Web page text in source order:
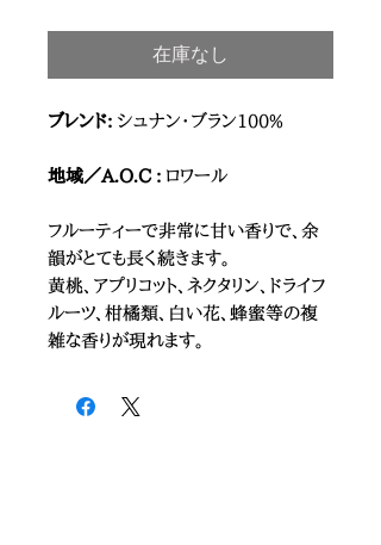
在庫なし
ブレンド: シュナン・ブラン100%
地域／A.O.C : ロワール
フルーティーで非常に甘い香りで、余
韻がとても長く続きます。
黄桃、アプリコット、ネクタリン、ドライフ
ルーツ、柑橘類、白い花、蜂蜜等の複
雑な香りが現れます。